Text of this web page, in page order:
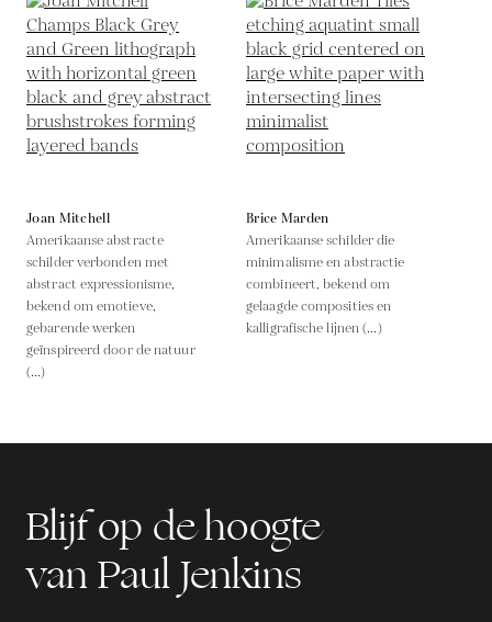
Joan Mitchell
Amerikaanse abstracte
schilder verbonden met
abstract expressionisme,
bekend om emotieve,
gebarende werken
geïnspireerd door de natuur
(...)
Brice Marden
Amerikaanse schilder die
minimalisme en abstractie
combineert, bekend om
gelaagde composities en
kalligrafische lijnen (...)
Blijf op de hoogte
van Paul Jenkins